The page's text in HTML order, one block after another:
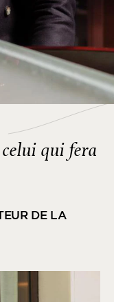
qui fera
DE LA